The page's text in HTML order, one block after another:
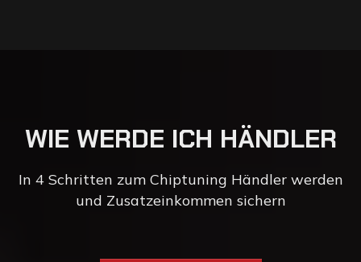
WIE WERDE ICH HÄNDLER
In 4 Schritten zum Chiptuning Händler werden
und Zusatzeinkommen sichern